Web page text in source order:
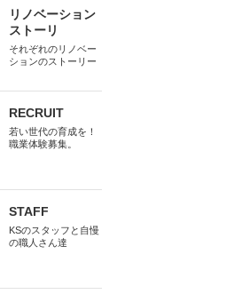
リノベーション
ストーリ
それぞれのリノベー
ションのストーリー
RECRUIT
若い世代の育成を！
職業体験募集。
STAFF
KSのスタッフと自慢
の職人さん達